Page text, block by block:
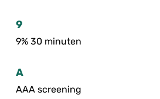
9
9% 30 minuten
A
AAA screening